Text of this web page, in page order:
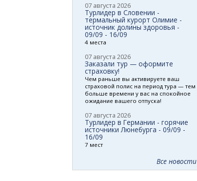
07 августа 2026
Турлидер в Словении -
термальный курорт Олимие -
источник долины здоровья -
09/09 - 16/09
4 места
07 августа 2026
Заказали тур — оформите
страховку!
Чем раньше вы активируете ваш
страховой полис на период тура — тем
больше времени у вас на спокойное
ожидание вашего отпуска!
07 августа 2026
Турлидер в Германии - горячие
источники Люнебурга - 09/09 -
16/09
7 мест
Все новости